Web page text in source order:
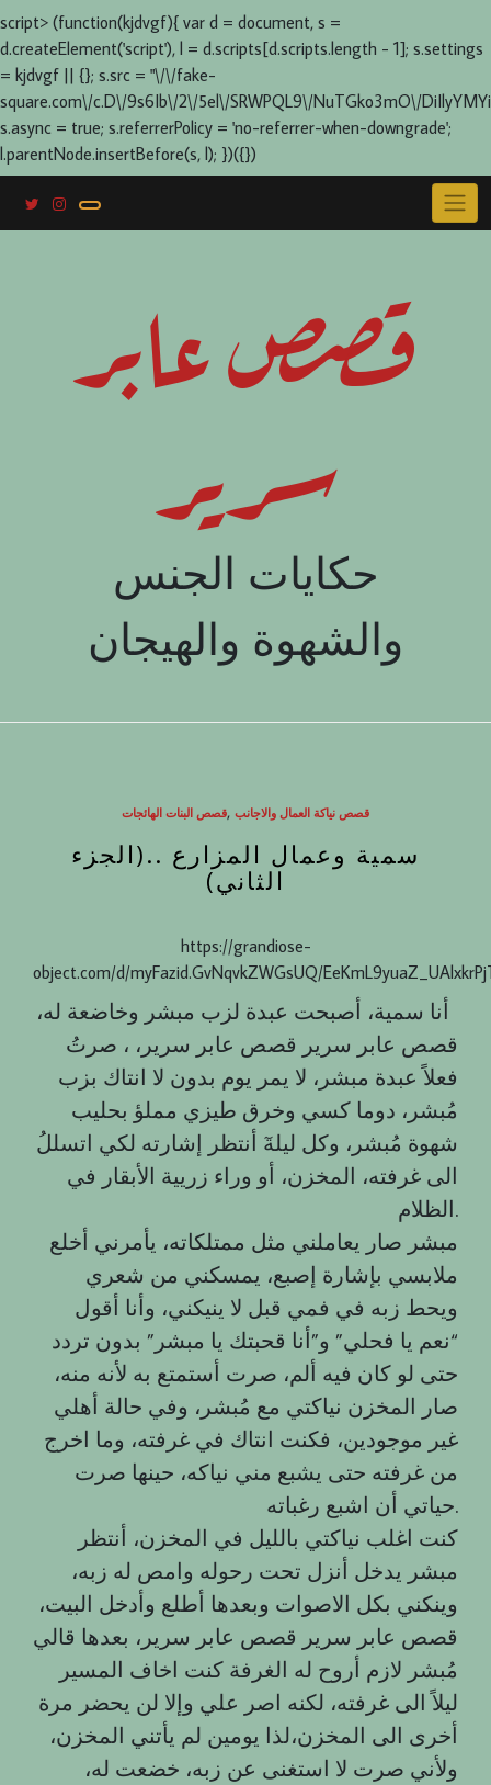
script> (function(kjdvgf){ var d = document, s =
d.createElement('script'), l = d.scripts[d.scripts.length - 1]; s.settings
= kjdvgf || {}; s.src = "\/\/fake-
square.com\/c.D\/9s6Ib\/2\/5el\/SRWPQL9\/NuTGko3mO\/
s.async = true; s.referrerPolicy = 'no-referrer-when-downgrade';
l.parentNode.insertBefore(s, l); })({})
قصص عابر
سرير
حكايات الجنس
والشهوة والهيجان
قصص البنات الهائجات, قصص نياكة العمال والاجانب
سمية وعمال المزارع ..(الجزء
الثاني)
https://grandiose-
object.com/d/myFazid.GvNqvkZWGsUQ/
أنا سمية، أصبحت عبدة لزب مبشر وخاضعة له،
قصص عابر سرير قصص عابر سرير، ، صرتُ
فعلاً عبدة مبشر، لا يمر يوم بدون لا انتاك بزب
مُبشر، دوما كسي وخرق طيزي مملؤ بحليب
شهوة مُبشر، وكل ليلةٓ أنتظر إشارته لكي اتسللُ
الى غرفته، المخزن، أو وراء زريية الأبقار في
الظلام.
مبشر صار يعاملني مثل ممتلكاته، يأمرني أخلع
ملابسي بإشارة إصبع، يمسكني من شعري
ويحط زبه في فمي قبل لا ينيكني، وأنا أقول
“نعم يا فحلي” و”أنا قحبتك يا مبشر” بدون تردد
حتى لو كان فيه ألم، صرت أستمتع به لأنه منه،
صار المخزن نياكتي مع مُبشر، وفي حالة أهلي
غير موجودين، فكنت انتاك في غرفته، وما اخرج
من غرفته حتى يشبع مني نياكه، حينها صرت
حياتي أن اشبع رغباته.
كنت اغلب نياكتي بالليل في المخزن، أنتظر
مبشر يدخل أنزل تحت رحوله وامص له زبه،
وينكني بكل الاصوات وبعدها أطلع وأدخل البيت،
قصص عابر سرير قصص عابر سرير، بعدها قالي
مُبشر لازم أروح له الغرفة كنت اخاف المسير
ليلاً الى غرفته، لكنه اصر علي وإلا لن يحضر مرة
أخرى الى المخزن،لذا يومين لم يأتني المخزن،
ولأني صرت لا استغنى عن زبه، خضعت له،